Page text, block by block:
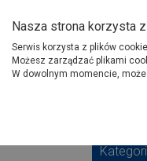
Nasza strona korzysta
Serwis korzysta z plików
Możesz zarządzać plikami
W dowolnym momencie,